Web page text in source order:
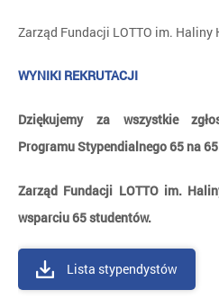
Zarząd Fundacji LOTTO im. Haliny
WYNIKI REKRUTACJI
Dziękujemy za wszystkie
Programu Stypendialnego 65 na
Zarząd Fundacji LOTTO im.
wsparciu 65 studentów.
Lista stypendystów